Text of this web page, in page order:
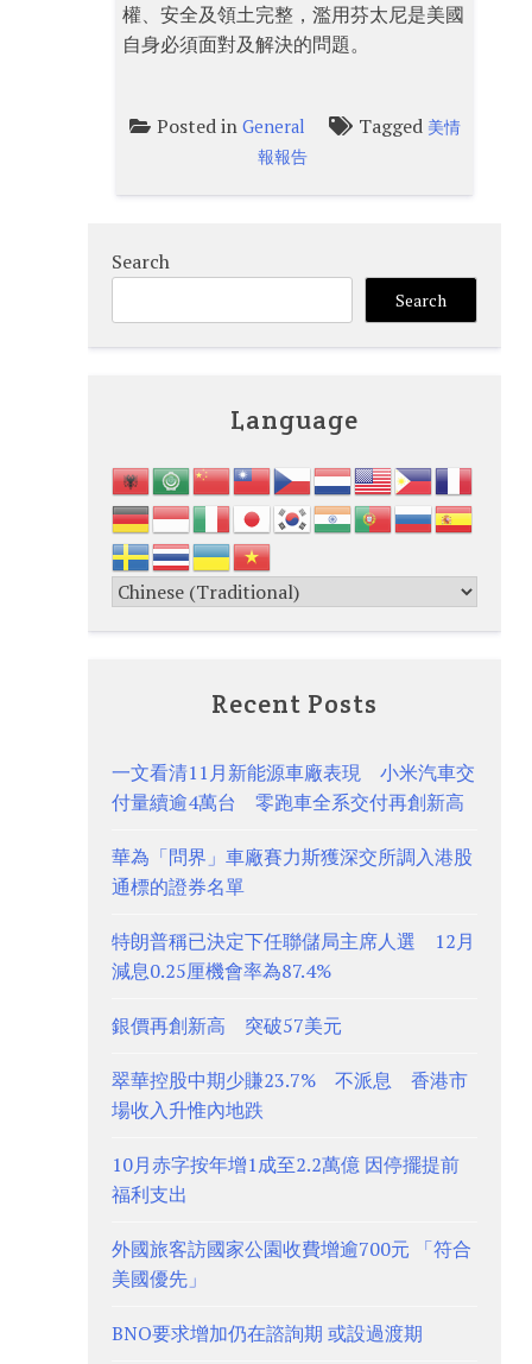
權、安全及領土完整，濫用芬太尼是美國
自身必須面對及解決的問題。
Posted in General Tagged 美情
報報告
Search
Search
Language
Recent Posts
一文看清11月新能源車廠表現 小米汽車交
付量續逾4萬台 零跑車全系交付再創新高
華為「問界」車廠賽力斯獲深交所調入港股
通標的證券名單
特朗普稱已決定下任聯儲局主席人選 12月
減息0.25厘機會率為87.4%
銀價再創新高 突破57美元
翠華控股中期少賺23.7% 不派息 香港市
場收入升惟內地跌
10月赤字按年增1成至2.2萬億 因停擺提前
福利支出
外國旅客訪國家公園收費增逾700元 「符合
美國優先」
BNO要求增加仍在諮詢期 或設過渡期